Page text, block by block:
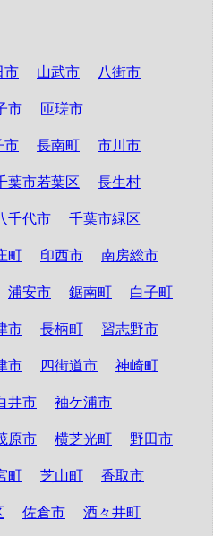
市 山武市 八街市
市 匝瑳市
市 長南町 市川市
葉市若葉区 長生村
千代市 千葉市緑区
町 印西市 南房総市
浦安市 鋸南町 白子町
市 長柄町 習志野市
市 四街道市 神崎町
井市 袖ケ浦市
原市 横芝光町 野田市
町 芝山町 香取市
佐倉市 酒々井町